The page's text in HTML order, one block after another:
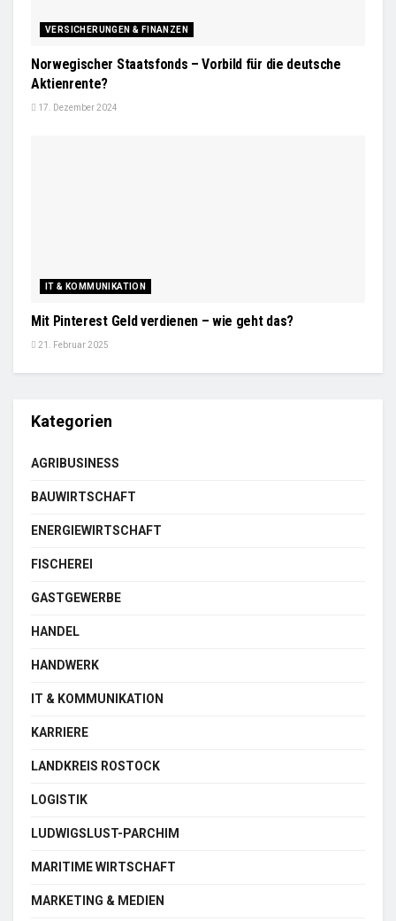
VERSICHERUNGEN & FINANZEN
Norwegischer Staatsfonds – Vorbild für die deutsche
Aktienrente?
17. Dezember 2024
IT & KOMMUNIKATION
Mit Pinterest Geld verdienen – wie geht das?
21. Februar 2025
Kategorien
AGRIBUSINESS
BAUWIRTSCHAFT
ENERGIEWIRTSCHAFT
FISCHEREI
GASTGEWERBE
HANDEL
HANDWERK
IT & KOMMUNIKATION
KARRIERE
LANDKREIS ROSTOCK
LOGISTIK
LUDWIGSLUST-PARCHIM
MARITIME WIRTSCHAFT
MARKETING & MEDIEN